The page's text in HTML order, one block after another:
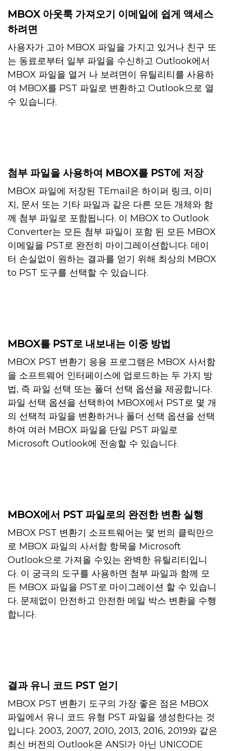
MBOX 아웃룩 가져오기 이메일에 쉽게 액세스
하려면
사용자가 고아 MBOX 파일을 가지고 있거나 친구 또
는 동료로부터 일부 파일을 수신하고 Outlook에서
MBOX 파일을 열거 나 보려면이 유틸리티를 사용하
여 MBOX를 PST 파일로 변환하고 Outlook으로 열
수 있습니다.
첨부 파일을 사용하여 MBOX를 PST에 저장
MBOX 파일에 저장된 TEmail은 하이퍼 링크, 이미
지, 문서 또는 기타 파일과 같은 다른 모든 개체와 함
께 첨부 파일로 포함됩니다. 이 MBOX to Outlook
Converter는 모든 첨부 파일이 포함 된 모든 MBOX
이메일을 PST로 완전히 마이그레이션합니다. 데이
터 손실없이 원하는 결과를 얻기 위해 최상의 MBOX
to PST 도구를 선택할 수 있습니다.
MBOX를 PST로 내보내는 이중 방법
MBOX PST 변환기 응용 프로그램은 MBOX 사서함
을 소프트웨어 인터페이스에 업로드하는 두 가지 방
법, 즉 파일 선택 또는 폴더 선택 옵션을 제공합니다.
파일 선택 옵션을 선택하여 MBOX에서 PST로 몇 개
의 선택적 파일을 변환하거나 폴더 선택 옵션을 선택
하여 여러 MBOX 파일을 단일 PST 파일로
Microsoft Outlook에 전송할 수 있습니다.
MBOX에서 PST 파일로의 완전한 변환 실행
MBOX PST 변환기 소프트웨어는 몇 번의 클릭만으
로 MBOX 파일의 사서함 항목을 Microsoft
Outlook으로 가져올 수있는 완벽한 유틸리티입니
다. 이 궁극의 도구를 사용하면 첨부 파일과 함께 모
든 MBOX 파일을 PST로 마이그레이션 할 수 있습니
다. 문제없이 안전하고 안전한 메일 박스 변환을 수행
합니다.
결과 유니 코드 PST 얻기
MBOX PST 변환기 도구의 가장 좋은 점은 MBOX
파일에서 유니 코드 유형 PST 파일을 생성한다는 것
입니다. 2003, 2007, 2010, 2013, 2016, 2019와 같은
최신 버전의 Outlook은 ANSI가 아닌 UNICODE